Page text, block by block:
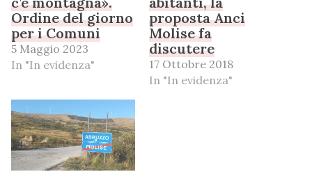
Ordine del giorno
per i Comuni
5 Maggio 2023
In "In evidenza"
proposta Anci
Molise fa
discutere
17 Ottobre 2018
In "In evidenza"